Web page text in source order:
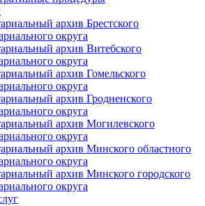
архив Брестского
округа
архив Витебского
округа
архив Гомельского
округа
архив Гродненского
округа
архив Могилевского
округа
архив Минского областного
округа
архив Минского городского
округа